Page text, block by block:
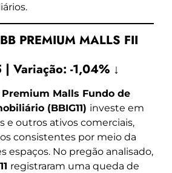
PREMIUM MALLS FII
| Variação: -1,04% ↓
Premium Malls Fundo de
(BBIG11) investe em
e outros ativos comerciais,
consistentes por meio da
espaços. No pregão analisado,
registraram uma queda de